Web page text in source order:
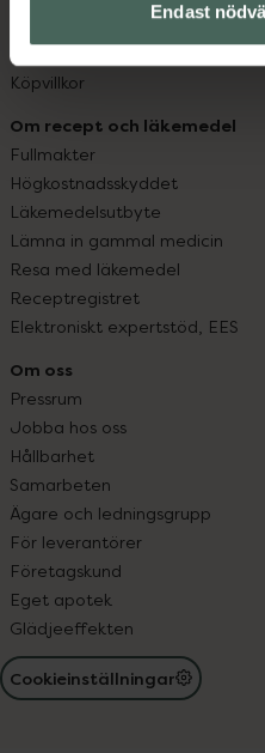
Endast
Sajtens tillgänglighet
App
Köpvillkor
Om recept och läkemedel
Fullmakter
Högkostnadsskyddet
Läkemedelsutbyte
Lämna in gammal medicin
Resa med läkemedel
Receptregistret
Elektroniskt expertstöd, EES
Om oss
Pressrum
Jobba hos oss
Hållbarhet
Samarbeten
Ägare och ledningsgrupp
För leverantörer
Företagskund
Eget apotek
Glädjeeffekten
Cookieinställningar